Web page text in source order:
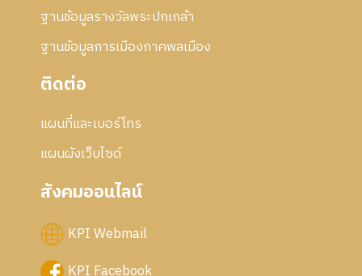
ฐานข้อมูลรางวัลพระปกเกล้า
ฐานข้อมูลการเมืองภาคพลเมือง
ติดต่อ
แผนที่และเบอร์โทร
แผนผังเว็บไซด์
สังคมออนไลน์
KPI Webmail
KPI Facebook